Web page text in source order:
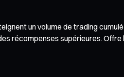
un volume de trading
récompenses supérieures.